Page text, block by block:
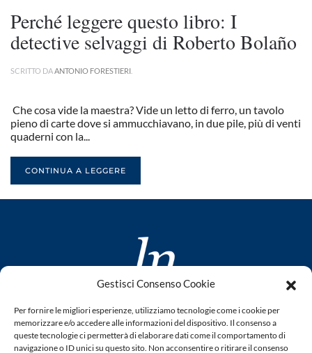
Gestisci Consenso Cookie
Per fornire le migliori esperienze, utilizziamo tecnologie come i cookie per
memorizzare e/o accedere alle informazioni del dispositivo. Il consenso a
queste tecnologie ci permetterà di elaborare dati come il comportamento di
navigazione o ID unici su questo sito. Non acconsentire o ritirare il consenso
Perché leggere questo libro: I
detective selvaggi di Roberto Bolaño
SCRITTO DAANTONIO FORESTIERI
Che cosa vide la maestra? Vide un letto di ferro, un tavolo
pieno di carte dove si ammucchiavano, in due pile, più di venti
quaderni con la...
CONTINUA A LEGGERE
www.laletteraturaenoi.it
fondato da Romano Luperini
Questo blog non rappresenta una testata giornalistica in